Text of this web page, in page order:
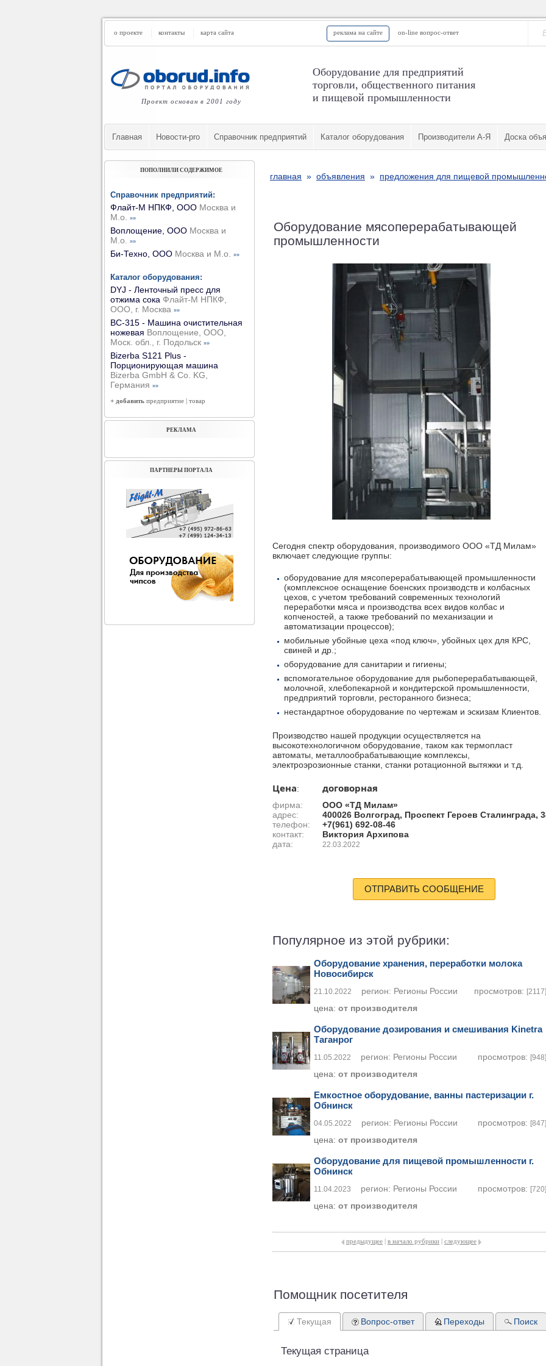
о проекте контакты карта сайта реклама на сайте on-line вопрос-ответ
Проект основан в 2001 году
Оборудование для предприятий
торговли, общественного питания
и пищевой промышленности
Главная Новости-pro Cправочник предприятий Каталог оборудования Производители А-Я Доска
главная » объявления » предложения для пищевой
Оборудование мясоперерабатывающей
промышленности
Сегодня спектр оборудования, производимого ООО «ТД Милам»
включает следующие группы:
оборудование для мясоперерабатывающей промышленности
(комплексное оснащение боенских производств и колбасных
цехов, с учетом требований современных технологий
переработки мяса и производства всех видов колбас и
копченостей, а также требований по механизации и
автоматизации процессов);
мобильные убойные цеха «под ключ», убойных цех для КРС,
свиней и др.;
оборудование для санитарии и гигиены;
вспомогательное оборудование для рыбоперерабатывающей,
молочной, хлебопекарной и кондитерской промышленности,
предприятий торговли, ресторанного бизнеса;
нестандартное оборудование по чертежам и эскизам Клиентов.
Производство нашей продукции осуществляется на
высокотехнологичном оборудование, таком как термопласт
автоматы, металлообрабатывающие комплексы,
электроэрозионные станки, станки ротационной вытяжки и т.д.
Цена: договорная
фирма:
ООО «ТД Милам»
адрес:
400026 Волгоград, Проспект Героев Сталинграда,
телефон:
+7(961) 692-08-46
контакт:
Виктория Архипова
дата:
22.03.2022
ОТПРАВИТЬ СООБЩЕНИЕ
Популярное из этой рубрики:
Оборудование хранения, переработки молока
Новосибирск
21.10.2022 регион: Регионы России просмотров: [2117]
цена: от производителя
Оборудование дозирования и смешивания Kinetra
Таганрог
11.05.2022 регион: Регионы России просмотров: [948]
цена: от производителя
Емкостное оборудование, ванны пастеризации г.
Обнинск
04.05.2022 регион: Регионы России просмотров: [847]
цена: от производителя
Оборудование для пищевой промышленности г.
Обнинск
11.04.2023 регион: Регионы России просмотров: [720]
цена: от производителя
предыдущее | в начало рубрики | следующее
Помощник посетителя
Текущая
Текущая страница
Вопрос-ответ Переходы Поиск
ПОПОЛНИЛИ СОДЕРЖИМОЕ
Справочник предприятий:
Флайт-М НПКФ, ООО Москва и
М.о.
»»
Воплощение, ООО Москва и
М.о.
»»
Би-Техно, ООО Москва и М.о. »»
Каталог оборудования:
DYJ - Ленточный пресс для
отжима сока Флайт-М НПКФ,
ООО, г. Москва »»
ВС-315 - Машина очистительная
ножевая Воплощение, ООО,
Моск. обл., г. Подольск »»
Bizerba S121 Plus -
Порционирующая машина
Bizerba GmbH & Co. KG,
Германия »»
+ добавить предприятие | товар
РЕКЛАМА
ПАРТНЕРЫ ПОРТАЛА